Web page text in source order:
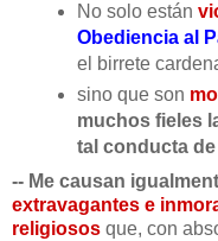
No solo están
Obediencia al
el birrete
sino que son
muchos fieles
tal conducta
-- Me causan
extravagantes e
religiosos que, con